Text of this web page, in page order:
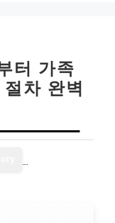
터 가족
차 완벽